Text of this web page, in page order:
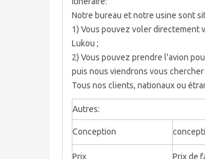
Notre bureau et notre usine sont
1) Vous pouvez voler directement
Lukou ;
2) Vous pouvez prendre l'avion
puis nous viendrons vous chercher
Tous nos clients, nationaux ou
Autres:
Conception
Prix Prix ​​de